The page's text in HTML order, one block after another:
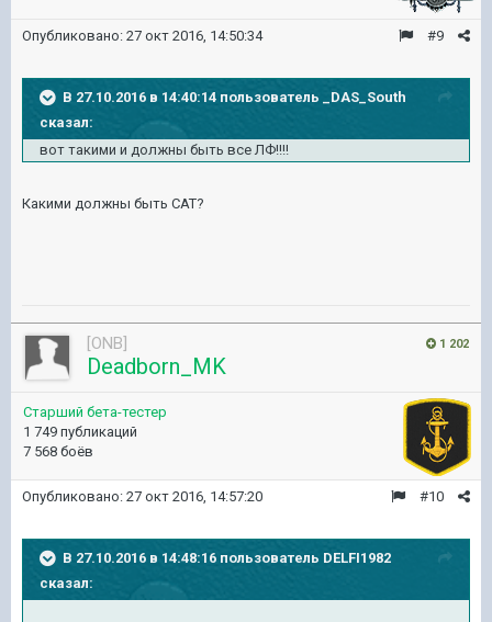
#9
Опубликовано: 27 окт 2016, 14:50:34
В 27.10.2016 в 14:40:14 пользователь _DAS_South
сказал:
вот такими и должны быть все ЛФ!!!!
Какими должны быть САТ?
1 202
[ONB]
Deadborn_MK
Старший бета-тестер
1 749 публикаций
7 568 боёв
#10
Опубликовано: 27 окт 2016, 14:57:20
В 27.10.2016 в 14:48:16 пользователь DELFI1982
сказал: